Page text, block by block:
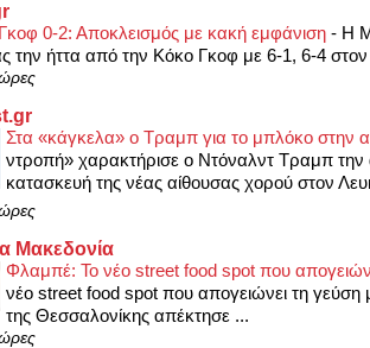
0-2: Αποκλεισμός με κακή εμφάνιση - Η
την ήττα από την Κόκο Γκοφ με 6-1, 6-4 στον
Στα «κάγκελα» ο Τραμπ για το μπλόκο στην
ντροπή» χαρακτήρισε ο Ντόναλντ Τραμπ
κατασκευή της νέας αίθουσας χορού στον
Μακεδονία
Φλαμπέ: Το νέο street food spot που
νέο street food spot που απογειώνει τη γεύση
της Θεσσαλονίκης απέκτησε ...